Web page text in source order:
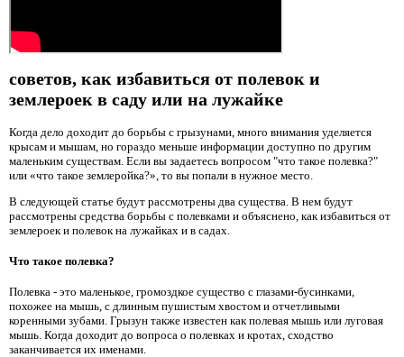
советов, как избавиться от полевок и
землероек в саду или на лужайке
Когда дело доходит до борьбы с грызунами, много внимания уделяется
крысам и мышам, но гораздо меньше информации доступно по другим
маленьким существам. Если вы задаетесь вопросом "что такое полевка?"
или «что такое землеройка?», то вы попали в нужное место.
В следующей статье будут рассмотрены два существа. В нем будут
рассмотрены средства борьбы с полевками и объяснено, как избавиться от
землероек и полевок на лужайках и в садах.
Что такое полевка?
Полевка - это маленькое, громоздкое существо с глазами-бусинками,
похожее на мышь, с длинным пушистым хвостом и отчетливыми
коренными зубами. Грызун также известен как полевая мышь или луговая
мышь. Когда доходит до вопроса о полевках и кротах, сходство
заканчивается их именами.